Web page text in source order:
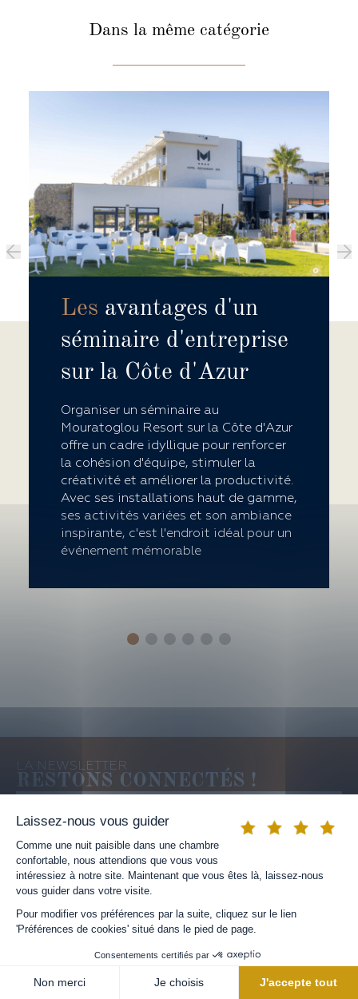
RÉSERVER UNE CHAMBRE
Dans la même catégorie
Les avantages d'un
séminaire d'entreprise
sur la Côte d'Azur
Organiser un séminaire au
Mouratoglou Resort sur la Côte d'Azur
offre un cadre idyllique pour renforcer
la cohésion d'équipe, stimuler la
créativité et améliorer la productivité.
Avec ses installations haut de gamme,
ses activités variées et son ambiance
inspirante, c'est l'endroit idéal pour un
événement mémorable
LA NEWSLETTER
RESTONS CONNECTÉS !
JE M'INSCRIS
Les informations recueillies à partir de ce formulaire font
l’objet d’un traitement informatique à des fins
vue d’apporter les éléments nécessaires au déroulement
Informatique et Libertés sur les données vous